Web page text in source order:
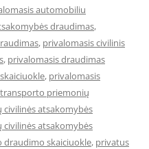
automobiliu
draudimas,
, privalomasis civilinis
, privalomasis draudimas
, privalomasis
priemonių
atsakomybės
atsakomybės
draudimo skaiciuokle, privatus